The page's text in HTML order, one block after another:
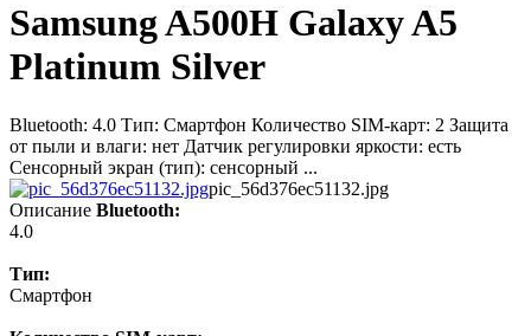
Samsung A500H Galaxy A5
Platinum Silver
Bluetooth: 4.0 Тип: Смартфон Количество SIM-карт: 2 Защита
от пыли и влаги: нет Датчик регулировки яркости: есть
Сенсорный экран (тип): сенсорный ...
pic_56d376ec51132.jpg
Описание Bluetooth:
4.0
Тип:
Смартфон